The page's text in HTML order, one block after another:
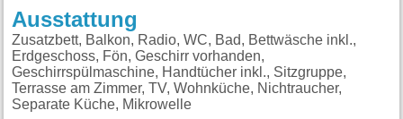
Ausstattung
Zusatzbett, Balkon, Radio, WC, Bad, Bettwäsche inkl.,
Erdgeschoss, Fön, Geschirr vorhanden,
Geschirrspülmaschine, Handtücher inkl., Sitzgruppe,
Terrasse am Zimmer, TV, Wohnküche, Nichtraucher,
Separate Küche, Mikrowelle